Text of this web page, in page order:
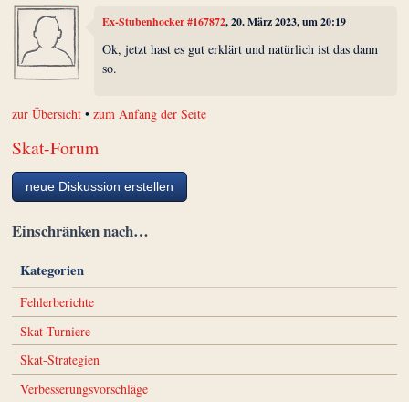
Ex-Stubenhocker #167872, 20. März 2023, um 20:19
Ok, jetzt hast es gut erklärt und natürlich ist das dann
so.
zur Übersicht •zum Anfang der Seite
Skat-Forum
neue Diskussion erstellen
Einschränken nach…
Kategorien
Fehlerberichte
Skat-Turniere
Skat-Strategien
Verbesserungsvorschläge